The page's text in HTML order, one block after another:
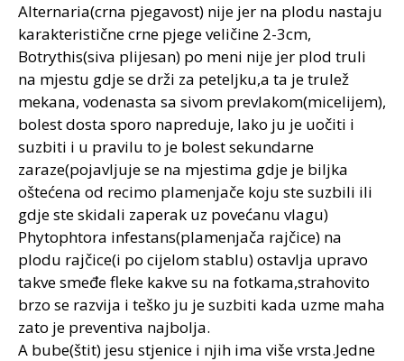
Kako su fotografije ucinjene u ocigledno vrlo odmakloj
fazi bolesti, a sva tri oboljenja (plamenjaca, siva trulez i
crna pegavost) imaju nekrotican karakter, istina je da je
tesko biti bas apsolutno siguran gledajuci samo sliku.
No, obzirom da sva tri oboljenja zahtevaju tretman
fungicidima, slozicemo se, mislim, da je njihova primena
najsigurnija prevencija za buduce generacije
@astrbacovih paradajza.
Sto se tice onih buba...sad me vec kopka, pa bi bilo lepo
da dobijemo i njihov foto-portret, ako je moguce.
Alternaria(crna pjegavost) nije jer na plodu nastaju
karakteristične crne pjege veličine 2-3cm,
Botrythis(siva plijesan) po meni nije jer plod truli
na mjestu gdje se drži za peteljku,a ta je trulež
mekana, vodenasta sa sivom prevlakom(micelijem),
bolest dosta sporo napreduje, lako ju je uočiti i
suzbiti i u pravilu to je bolest sekundarne
zaraze(pojavljuje se na mjestima gdje je biljka
oštećena od recimo plamenjače koju ste suzbili ili
gdje ste skidali zaperak uz povećanu vlagu)
Phytophtora infestans(plamenjača rajčice) na
plodu rajčice(i po cijelom stablu) ostavlja upravo
takve smeđe fleke kakve su na fotkama,strahovito
brzo se razvija i teško ju je suzbiti kada uzme maha
zato je preventiva najbolja.
A bube(štit) jesu stjenice i njih ima više vrsta.Jedne